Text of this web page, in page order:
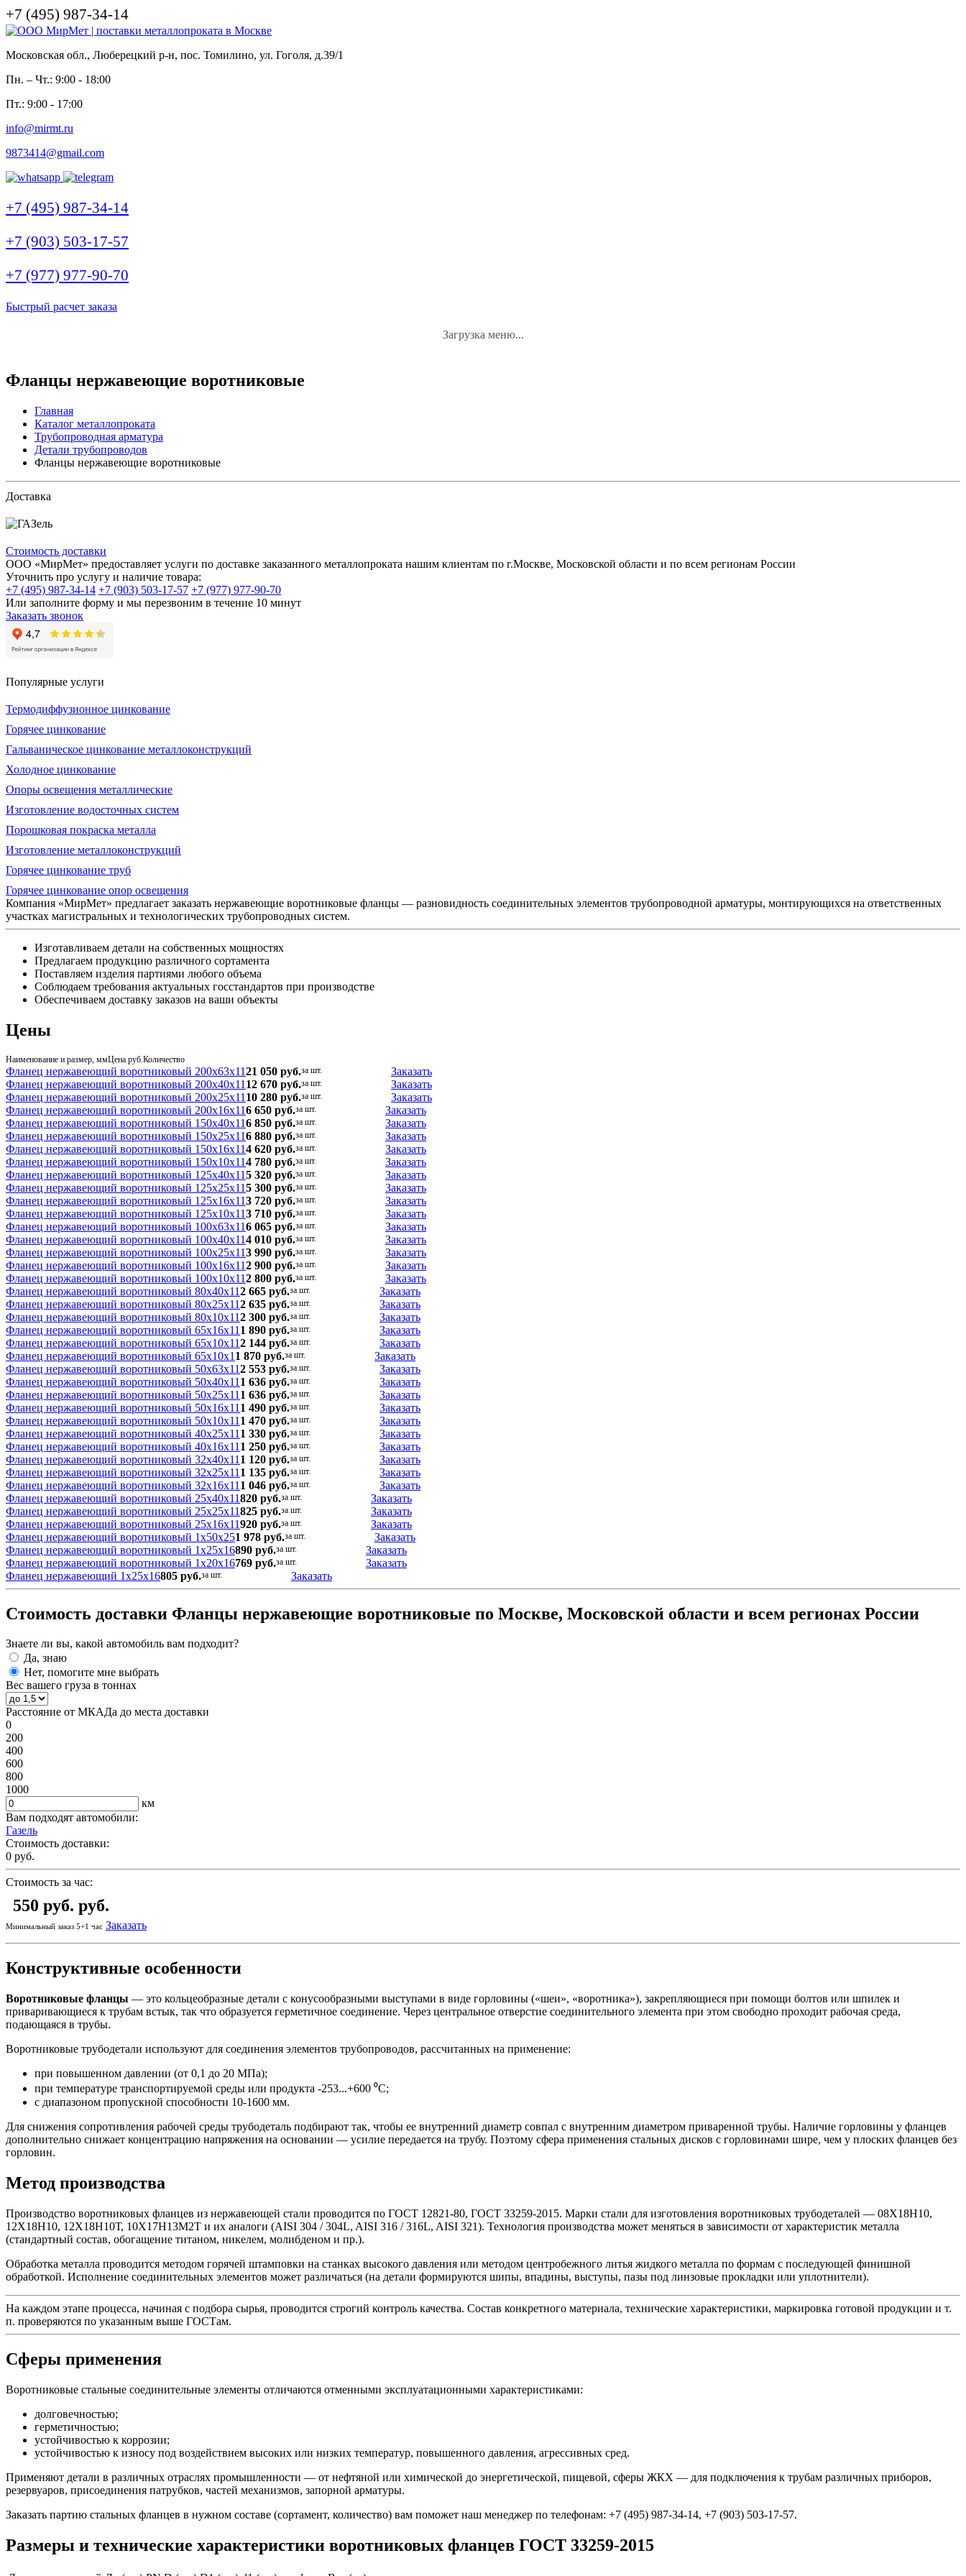
+7 (495) 987-34-14
Московская обл., Люберецкий р-н, пос. Томилино, ул. Гоголя, д.39/1
Пн. – Чт.: 9:00 - 18:00
Пт.: 9:00 - 17:00
info@mirmt.ru
9873414@gmail.com
+7 (495) 987-34-14
+7 (903) 503-17-57
+7 (977) 977-90-70
Быстрый расчет заказа
Загрузка меню...
Фланцы нержавеющие воротниковые
Главная
Каталог металлопроката
Трубопроводная арматура
Детали трубопроводов
Фланцы нержавеющие воротниковые
Доставка
Стоимость доставки
ООО «МирМет» предоставляет услуги по доставке заказанного металлопроката нашим клиентам по г.Москве, Московской области и по всем регионам России
Уточнить про услугу и наличие товара:
+7 (495) 987-34-14 +7 (903) 503-17-57 +7 (977) 977-90-70
Или заполните форму и мы перезвоним в течение 10 минут
Заказать звонок
Популярные услуги
Термодиффузионное цинкование
Горячее цинкование
Гальваническое цинкование металлоконструкций
Холодное цинкование
Опоры освещения металлические
Изготовление водосточных систем
Порошковая покраска металла
Изготовление металлоконструкций
Горячее цинкование труб
Горячее цинкование опор освещения
Компания «МирМет» предлагает заказать нержавеющие воротниковые фланцы — разновидность соединительных элементов трубопроводной арматуры, монтирующихся на ответственных
участках магистральных и технологических трубопроводных систем.
Изготавливаем детали на собственных мощностях
Предлагаем продукцию различного сортамента
Поставляем изделия партиями любого объема
Соблюдаем требования актуальных госстандартов при производстве
Обеспечиваем доставку заказов на ваши объекты
Цены
Наименование и размер, ммЦена руб. Количество
Фланец нержавеющий воротниковый 200x63x1121 050 руб.за шт.
Заказать
Фланец нержавеющий воротниковый 200x40x11 12 670 руб.за шт.
Заказать
Фланец нержавеющий воротниковый 200x25x11 10 280 руб.за шт.
Заказать
Фланец нержавеющий воротниковый 200x16x116 650 руб.за шт.
Заказать
Фланец нержавеющий воротниковый 150x40x116 850 руб.за шт.
Заказать
Фланец нержавеющий воротниковый 150x25x116 880 руб.за шт.
Заказать
Фланец нержавеющий воротниковый 150x16x114 620 руб.за шт.
Заказать
Фланец нержавеющий воротниковый 150x10x114 780 руб.за шт.
Заказать
Фланец нержавеющий воротниковый 125x40x115 320 руб.за шт.
Заказать
Фланец нержавеющий воротниковый 125x25x115 300 руб.за шт.
Заказать
Фланец нержавеющий воротниковый 125x16x113 720 руб.за шт.
Заказать
Фланец нержавеющий воротниковый 125x10x113 710 руб.за шт.
Заказать
Фланец нержавеющий воротниковый 100x63x116 065 руб.за шт.
Заказать
Фланец нержавеющий воротниковый 100x40x114 010 руб.за шт.
Заказать
Фланец нержавеющий воротниковый 100x25x113 990 руб.за шт.
Заказать
Фланец нержавеющий воротниковый 100x16x112 900 руб.за шт.
Заказать
Фланец нержавеющий воротниковый 100x10x112 800 руб.за шт.
Заказать
Фланец нержавеющий воротниковый 80x40x112 665 руб.за шт.
Заказать
Фланец нержавеющий воротниковый 80x25x112 635 руб.за шт.
Заказать
Фланец нержавеющий воротниковый 80x10x112 300 руб.за шт.
Заказать
Фланец нержавеющий воротниковый 65x16x11 1 890 руб.за шт.
Заказать
Фланец нержавеющий воротниковый 65x10x112 144 руб.за шт.
Заказать
Фланец нержавеющий воротниковый 65x10x1 1 870 руб.за шт.
Заказать
Фланец нержавеющий воротниковый 50x63x112 553 руб.за шт.
Заказать
Фланец нержавеющий воротниковый 50x40x11 1 636 руб.за шт.
Заказать
Фланец нержавеющий воротниковый 50x25x11 1 636 руб.за шт.
Заказать
Фланец нержавеющий воротниковый 50x16x11 1 490 руб.за шт.
Заказать
Фланец нержавеющий воротниковый 50x10x11 1 470 руб.за шт.
Заказать
Фланец нержавеющий воротниковый 40x25x11 1 330 руб.за шт.
Заказать
Фланец нержавеющий воротниковый 40x16x11 1 250 руб.за шт.
Заказать
Фланец нержавеющий воротниковый 32x40x11 1 120 руб.за шт.
Заказать
Фланец нержавеющий воротниковый 32x25x11 1 135 руб.за шт.
Заказать
Фланец нержавеющий воротниковый 32x16x11 1 046 руб.за шт.
Заказать
Фланец нержавеющий воротниковый 25x40x11820 руб.за шт.
Заказать
Фланец нержавеющий воротниковый 25x25x11825 руб.за шт.
Заказать
Фланец нержавеющий воротниковый 25x16x11920 руб.за шт.
Заказать
Фланец нержавеющий воротниковый 1x50x251 978 руб.за шт.
Заказать
Фланец нержавеющий воротниковый 1x25x16890 руб.за шт.
Заказать
Фланец нержавеющий воротниковый 1x20x16769 руб.за шт.
Заказать
Фланец нержавеющий 1x25x16805 руб.за шт. Заказать
Стоимость доставки Фланцы нержавеющие воротниковые по Москве, Московской области и всем регионах России
Знаете ли вы, какой автомобиль вам подходит?
Да, знаю
Нет, помогите мне выбрать
Вес вашего груза в тоннах
Расстояние от МКАДа до места доставки
0
200
400
600
800
1000
км
Вам подходят автомобили:
Газель
Стоимость доставки:
0 руб.
Стоимость за час:
550 руб. руб.
Минимальный заказ 5+1 час Заказать
Конструктивные особенности
Воротниковые фланцы — это кольцеобразные детали с конусообразными выступами в виде горловины («шеи», «воротника»), закрепляющиеся при помощи болтов или шпилек и
приваривающиеся к трубам встык, так что образуется герметичное соединение. Через центральное отверстие соединительного элемента при этом свободно проходит рабочая среда,
подающаяся в трубы.
Воротниковые трубодетали используют для соединения элементов трубопроводов, рассчитанных на применение:
при повышенном давлении (от 0,1 до 20 МПа);
при температуре транспортируемой среды или продукта -253...+600 ⁰C;
с диапазоном пропускной способности 10-1600 мм.
Для снижения сопротивления рабочей среды трубодеталь подбирают так, чтобы ее внутренний диаметр совпал с внутренним диаметром приваренной трубы. Наличие горловины у фланцев
дополнительно снижает концентрацию напряжения на основании — усилие передается на трубу. Поэтому сфера применения стальных дисков с горловинами шире, чем у плоских фланцев без
горловин.
Метод производства
Производство воротниковых фланцев из нержавеющей стали проводится по ГОСТ 12821-80, ГОСТ 33259-2015. Марки стали для изготовления воротниковых трубодеталей — 08Х18Н10,
12Х18Н10, 12Х18Н10Т, 10Х17Н13M2T и их аналоги (AISI 304 / 304L, AISI 316 / 316L, AISI 321). Технология производства может меняться в зависимости от характеристик металла
(стандартный состав, обогащение титаном, никелем, молибденом и пр.).
Обработка металла проводится методом горячей штамповки на станках высокого давления или методом центробежного литья жидкого металла по формам с последующей финишной
обработкой. Исполнение соединительных элементов может различаться (на детали формируются шипы, впадины, выступы, пазы под линзовые прокладки или уплотнители).
На каждом этапе процесса, начиная с подбора сырья, проводится строгий контроль качества. Состав конкретного материала, технические характеристики, маркировка готовой продукции и т.
п. проверяются по указанным выше ГОСТам.
Сферы применения
Воротниковые стальные соединительные элементы отличаются отменными эксплуатационными характеристиками:
долговечностью;
герметичностью;
устойчивостью к коррозии;
устойчивостью к износу под воздействием высоких или низких температур, повышенного давления, агрессивных сред.
Применяют детали в различных отраслях промышленности — от нефтяной или химической до энергетической, пищевой, сферы ЖКХ — для подключения к трубам различных приборов,
резервуаров, присоединения патрубков, частей механизмов, запорной арматуры.
Заказать партию стальных фланцев в нужном составе (сортамент, количество) вам поможет наш менеджер по телефонам: +7 (495) 987-34-14, +7 (903) 503-17-57.
Размеры и технические характеристики воротниковых фланцев ГОСТ 33259-2015